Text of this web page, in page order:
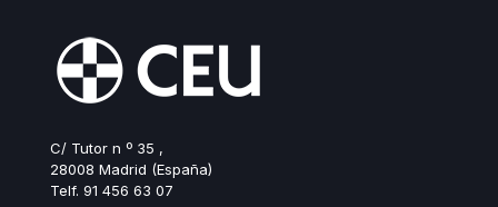
C/ Tutor n º 35 ,
28008 Madrid (España)
Telf. 91 456 63 07